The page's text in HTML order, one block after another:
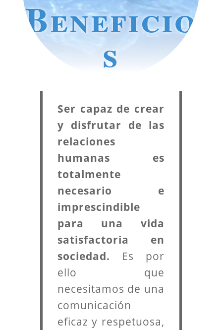
Beneficio
s
Ser capaz de crear
y disfrutar de las
relaciones
humanas es
totalmente
necesario e
imprescindible
para una vida
satisfactoria en
sociedad. Es por
ello que
necesitamos de una
comunicación
eficaz y respetuosa,